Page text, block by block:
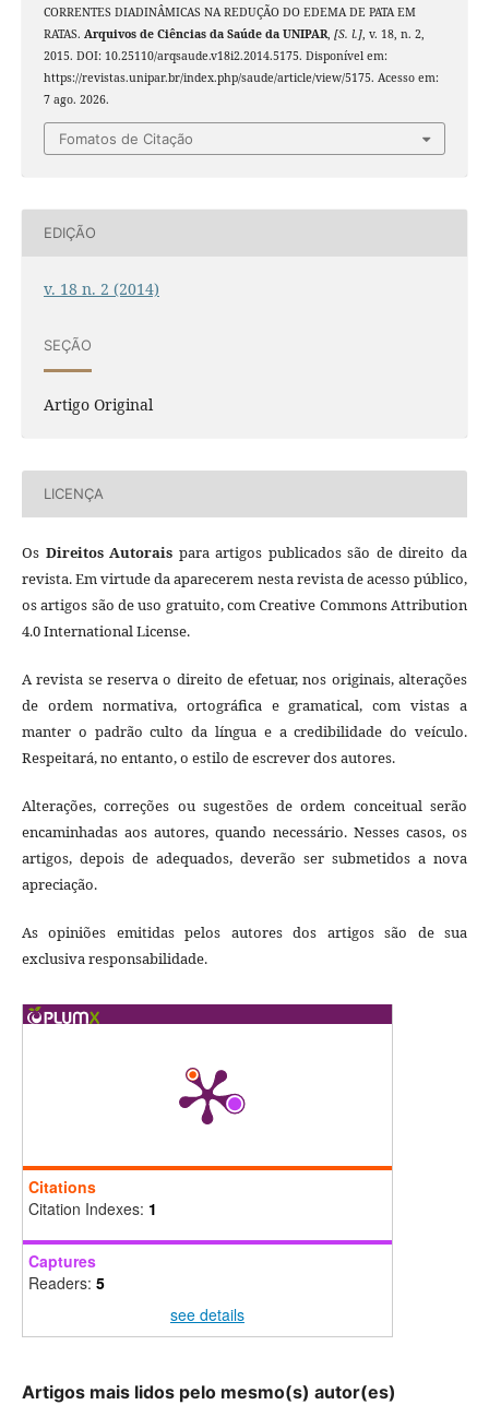
CORRENTES DIADINÂMICAS NA REDUÇÃO DO EDEMA DE PATA EM
RATAS. Arquivos de Ciências da Saúde da UNIPAR, [S. l.], v. 18, n. 2,
2015. DOI: 10.25110/arqsaude.v18i2.2014.5175. Disponível em:
https://revistas.unipar.br/index.php/saude/article/view/5175. Acesso em:
7 ago. 2026.
Fomatos de Citação
EDIÇÃO
v. 18 n. 2 (2014)
SEÇÃO
Artigo Original
LICENÇA
Os Direitos Autorais para artigos publicados são de direito da
revista. Em virtude da aparecerem nesta revista de acesso público,
os artigos são de uso gratuito, com Creative Commons Attribution
4.0 International License.
A revista se reserva o direito de efetuar, nos originais, alterações
de ordem normativa, ortográfica e gramatical, com vistas a
manter o padrão culto da língua e a credibilidade do veículo.
Respeitará, no entanto, o estilo de escrever dos autores.
Alterações, correções ou sugestões de ordem conceitual serão
encaminhadas aos autores, quando necessário. Nesses casos, os
artigos, depois de adequados, deverão ser submetidos a nova
apreciação.
As opiniões emitidas pelos autores dos artigos são de sua
exclusiva responsabilidade.
Citations
Citation Indexes: 1
Captures
Readers: 5
see details
Artigos mais lidos pelo mesmo(s) autor(es)